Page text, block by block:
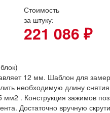
Стоимость
за штуку:
221 086 ₽
12 мм. Шаблон для
необходимую длину
. Конструкция зажимов
Достаточно вручную